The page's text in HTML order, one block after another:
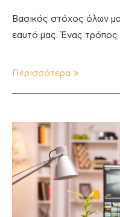
Βασικός στόχος όλων
εαυτό μας. Ένας τρόπος
Περισσότερα